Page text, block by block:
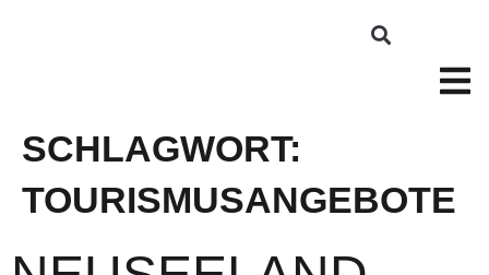
SCHLAGWORT:
TOURISMUSANGEBOTE